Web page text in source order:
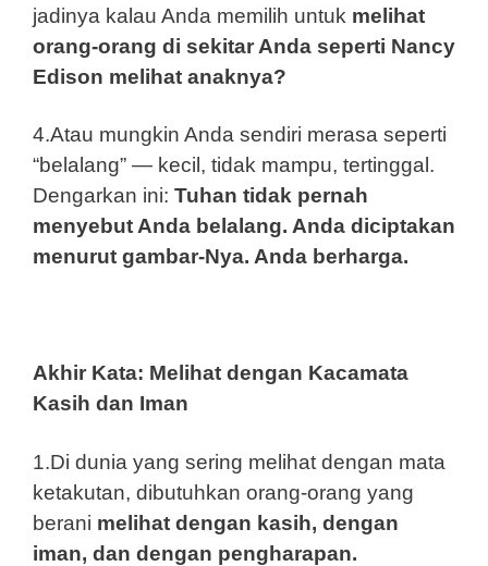
jadinya kalau Anda memilih untuk melihat
orang-orang di sekitar Anda seperti Nancy
Edison melihat anaknya?
4.Atau mungkin Anda sendiri merasa seperti
“belalang” — kecil, tidak mampu, tertinggal.
Dengarkan ini: Tuhan tidak pernah
menyebut Anda belalang. Anda diciptakan
menurut gambar-Nya. Anda berharga.
Akhir Kata: Melihat dengan Kacamata
Kasih dan Iman
1.Di dunia yang sering melihat dengan mata
ketakutan, dibutuhkan orang-orang yang
berani melihat dengan kasih, dengan
iman, dan dengan pengharapan.